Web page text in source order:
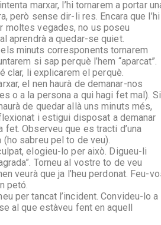
marxar, l’hi tornarem a portar
però sense dir-li res. Encara que l’hi
moltes vegades, no us poseu
aprendrà a quedar-se quiet.
minuts corresponents tornarem
si sap perquè l’hem “aparcat”.
clar, li explicarem el perquè.
el nen haurà de demanar-nos
o a la persona a qui hagi fet mal). Si
de quedar allà uns minuts més,
i estigui disposat a demanar
fet. Observeu que es tracti d’una
sabreu pel to de veu).
elogieu-lo per això. Digueu-li
Torneu al vostre to de veu
veurà que ja l’heu perdonat. Feu-
petó.
per tancat l’incident. Convideu-lo a
al que estàveu fent en aquell